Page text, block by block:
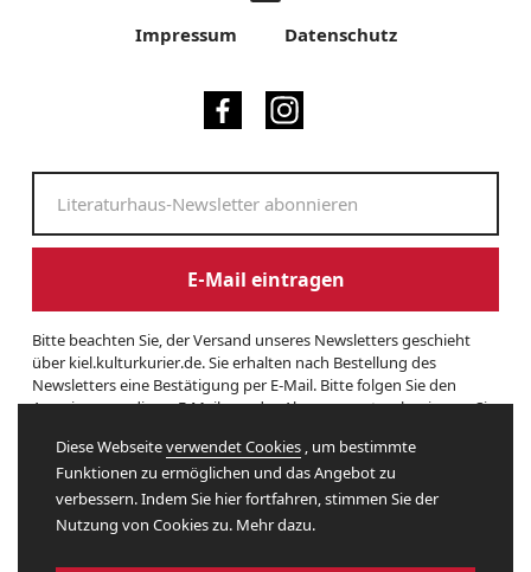
Impressum Datenschutz
E-Mail eintragen
Bitte beachten Sie, der Versand unseres Newsletters geschieht
über kiel.kulturkurier.de. Sie erhalten nach Bestellung des
Newsletters eine Bestätigung per E-Mail. Bitte folgen Sie den
Anweisungen dieser E-Mail, um das Abonnement zu beginnen. Sie
Ende eines Newsletters entsprechende Informationen. Und hier
finden Sie unsereDatenschutzerklärung.
Diese Webseiteverwendet Cookies , um bestimmte
Funktionen zu ermöglichen und das Angebot zu
verbessern. Indem Sie hier fortfahren, stimmen Sie der
Nutzung von Cookies zu. Mehr dazu.